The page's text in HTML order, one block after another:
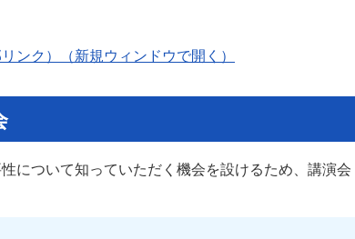
ンク）（新規ウィンドウで開く）
について知っていただく機会を設けるため、講演会